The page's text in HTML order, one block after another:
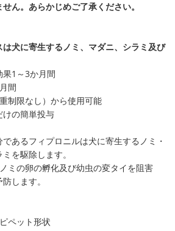
ん。あらかじめご了承ください。
は犬に寄生するノミ、マダニ、シラミ及び
果1～3か月間
間
制限なし）から使用可能
けの簡単投与
あるフィプロニルは犬に寄生するノミ・
を駆除します。
ミの卵の孵化及び幼虫の変タイを阻害
します。
ペット形状